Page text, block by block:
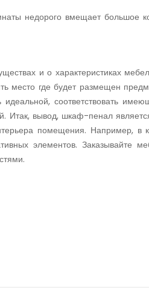
недорого вмещает большое
и о характеристиках
место где будет размещен
соответствовать
Итак, вывод, шкаф-пенал
помещения. Например, в
элементов. Заказывайте